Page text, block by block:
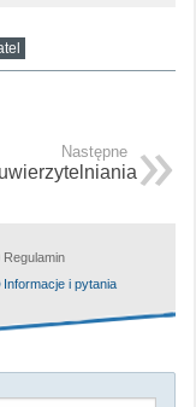
Następne
Regulamin
Informacje i pytania